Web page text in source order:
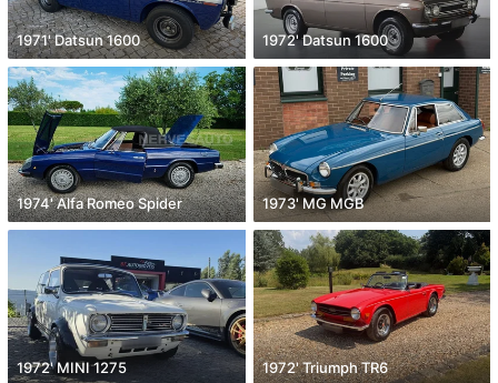
1971' Datsun 1600 1972' Datsun 1600
1974' Alfa Romeo Spider 1973' MG MGB
1972' MINI 1275 1972' Triumph TR6